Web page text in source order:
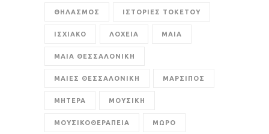
ΘΗΛΑΣΜΟΣ ΙΣΤΟΡΙΕΣ ΤΟΚΕΤΟΥ
ΙΣΧΙΑΚΟ ΛΟΧΕΙΑ ΜΑΙΑ
ΜΑΙΑ ΘΕΣΣΑΛΟΝΙΚΗ
ΜΑΙΕΣ ΘΕΣΣΑΛΟΝΙΚΗ ΜΑΡΣΙΠΟΣ
ΜΗΤΕΡΑ ΜΟΥΣΙΚΗ
ΜΟΥΣΙΚΟΘΕΡΑΠΕΙΑ ΜΩΡΟ